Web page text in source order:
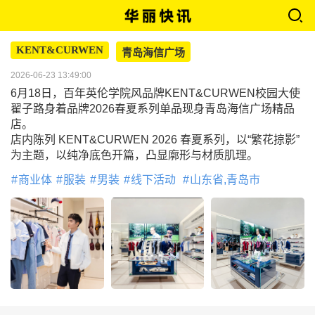
KENT&CURWEN 青岛海信广场
2026-06-23 13:49:00
6月18日，百年英伦学院风品牌KENT&CURWEN校园大使
翟子路身着品牌2026春夏系列单品现身青岛海信广场精品
店。
店内陈列 KENT&CURWEN 2026 春夏系列，以“繁花掠影”
为主题，以纯净底色开篇，凸显廓形与材质肌理。
商业体 服装 男装 线下活动 山东省,青岛市